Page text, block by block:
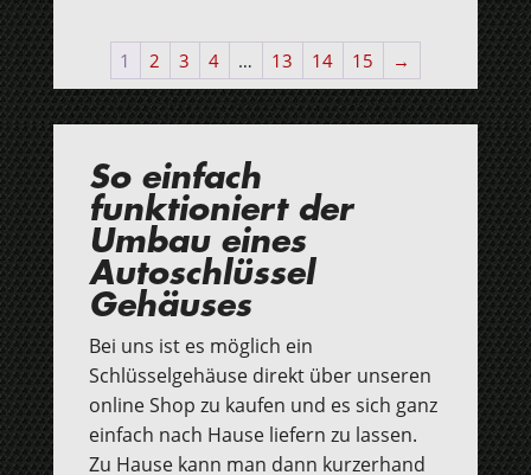
1 2 3 4 … 13 14 15 →
So einfach
funktioniert der
Umbau eines
Autoschlüssel
Gehäuses
Bei uns ist es möglich ein
Schlüsselgehäuse direkt über unseren
online Shop zu kaufen und es sich ganz
einfach nach Hause liefern zu lassen.
Zu Hause kann man dann kurzerhand